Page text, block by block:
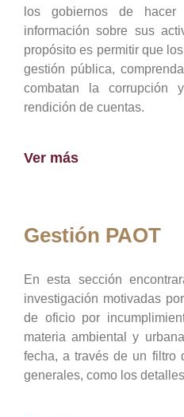
los gobiernos de
información sobre sus
propósito es permitir que
gestión pública,
combatan la corrupción
rendición de cuentas.
Ver más
Gestión PAOT
En esta sección
investigación motivadas
de oficio por
materia ambiental y
fecha, a través de un filtro
generales, como los